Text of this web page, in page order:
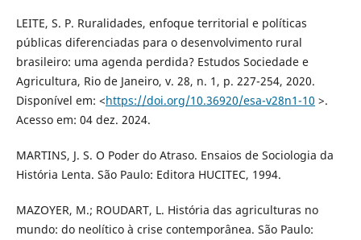
LEITE, S. P. Ruralidades, enfoque territorial e políticas
públicas diferenciadas para o desenvolvimento rural
brasileiro: uma agenda perdida? Estudos Sociedade e
Agricultura, Rio de Janeiro, v. 28, n. 1, p. 227-254, 2020.
Disponível em: <https://doi.org/10.36920/esa-v28n1-10 >.
Acesso em: 04 dez. 2024.
MARTINS, J. S. O Poder do Atraso. Ensaios de Sociologia da
História Lenta. São Paulo: Editora HUCITEC, 1994.
MAZOYER, M.; ROUDART, L. História das agriculturas no
mundo: do neolítico à crise contemporânea. São Paulo: